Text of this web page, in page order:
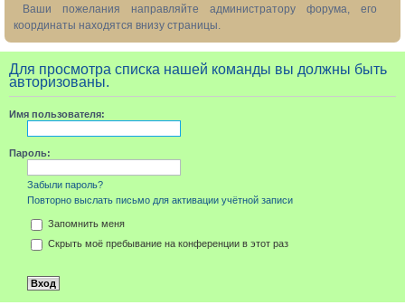
Ваши пожелания направляйте администратору форума, его
координаты находятся внизу страницы.
Для просмотра списка нашей команды вы должны быть
авторизованы.
Имя пользователя:
Пароль:
Забыли пароль?
Повторно выслать письмо для активации учётной записи
Запомнить меня
Скрыть моё пребывание на конференции в этот раз